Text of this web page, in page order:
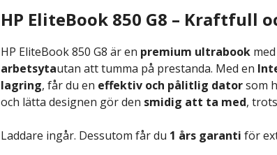
HP EliteBook 850 G8 – Kraftfull
HP EliteBook 850 G8 är en premium ultrabook
arbetsytautan att tumma på prestanda. Med en
lagring, får du en effektiv och pålitlig datorsom
och lätta designen gör den smidig att ta med,
Laddare ingår. Dessutom får du 1 års garanti för